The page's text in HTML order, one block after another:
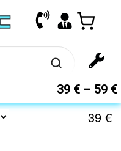
39 € – 59 €
39 €